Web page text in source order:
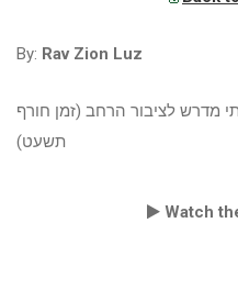
By: Rav Zion Luz
מדרש לציבור הרחב (זמן חורף
תשעט)
Watch